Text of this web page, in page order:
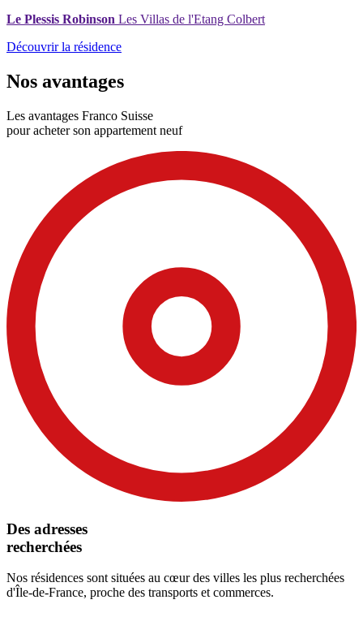
Le Plessis Robinson Les Villas de l'Etang Colbert
Découvrir la résidence
Nos avantages
Les avantages Franco Suisse
pour acheter son appartement neuf
Des adresses
recherchées
Nos résidences sont situées au cœur des villes les plus recherchées
d'Île-de-France, proche des transports et commerces.